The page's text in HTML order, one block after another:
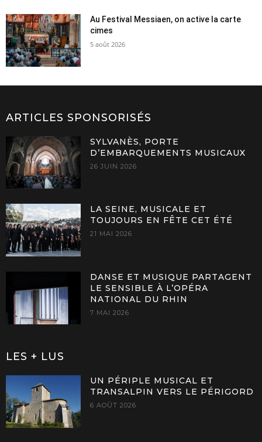
Au Festival Messiaen, on active la carte
cimes
5 août 2026
ARTICLES SPONSORISÉS
SYLVANÈS, PORTE
D’EMBARQUEMENTS MUSICAUX
26 JUIN 2026
LA SEINE, MUSICALE ET
TOUJOURS EN FÊTE CET ÉTÉ
21 MAI 2026
DANSE ET MUSIQUE PARTAGENT
LE SENSIBLE À L’OPÉRA
NATIONAL DU RHIN
7 MAI 2026
LES + LUS
UN PÉRIPLE MUSICAL ET
TRANSALPIN VERS LE PÉRIGORD
6 AOÛT 2026